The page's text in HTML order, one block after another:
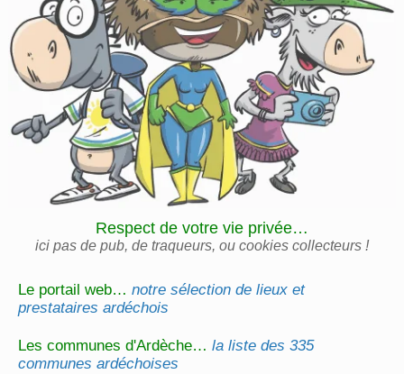
Le portail web…notre sélection de lieux et
prestataires ardéchois
Les communes d'Ardèche…la liste des 335
communes ardéchoises
Respect de votre vie privée…
ici pas de pub, de traqueurs, ou cookies collecteurs !